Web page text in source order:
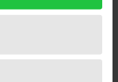
an Kontur